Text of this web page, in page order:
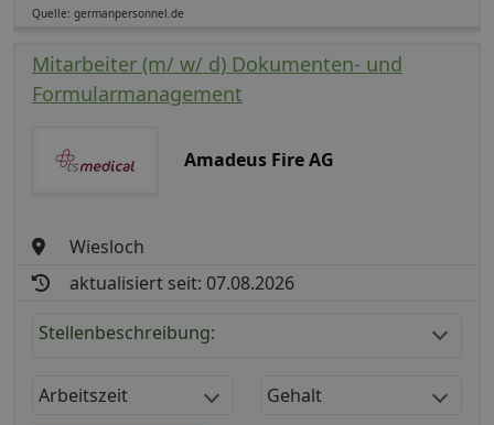
Quelle: germanpersonnel.de
Mitarbeiter (m/ w/ d) Dokumenten- und
Formularmanagement
Amadeus Fire AG
Wiesloch
aktualisiert seit: 07.08.2026
Stellenbeschreibung:
Arbeitszeit Gehalt